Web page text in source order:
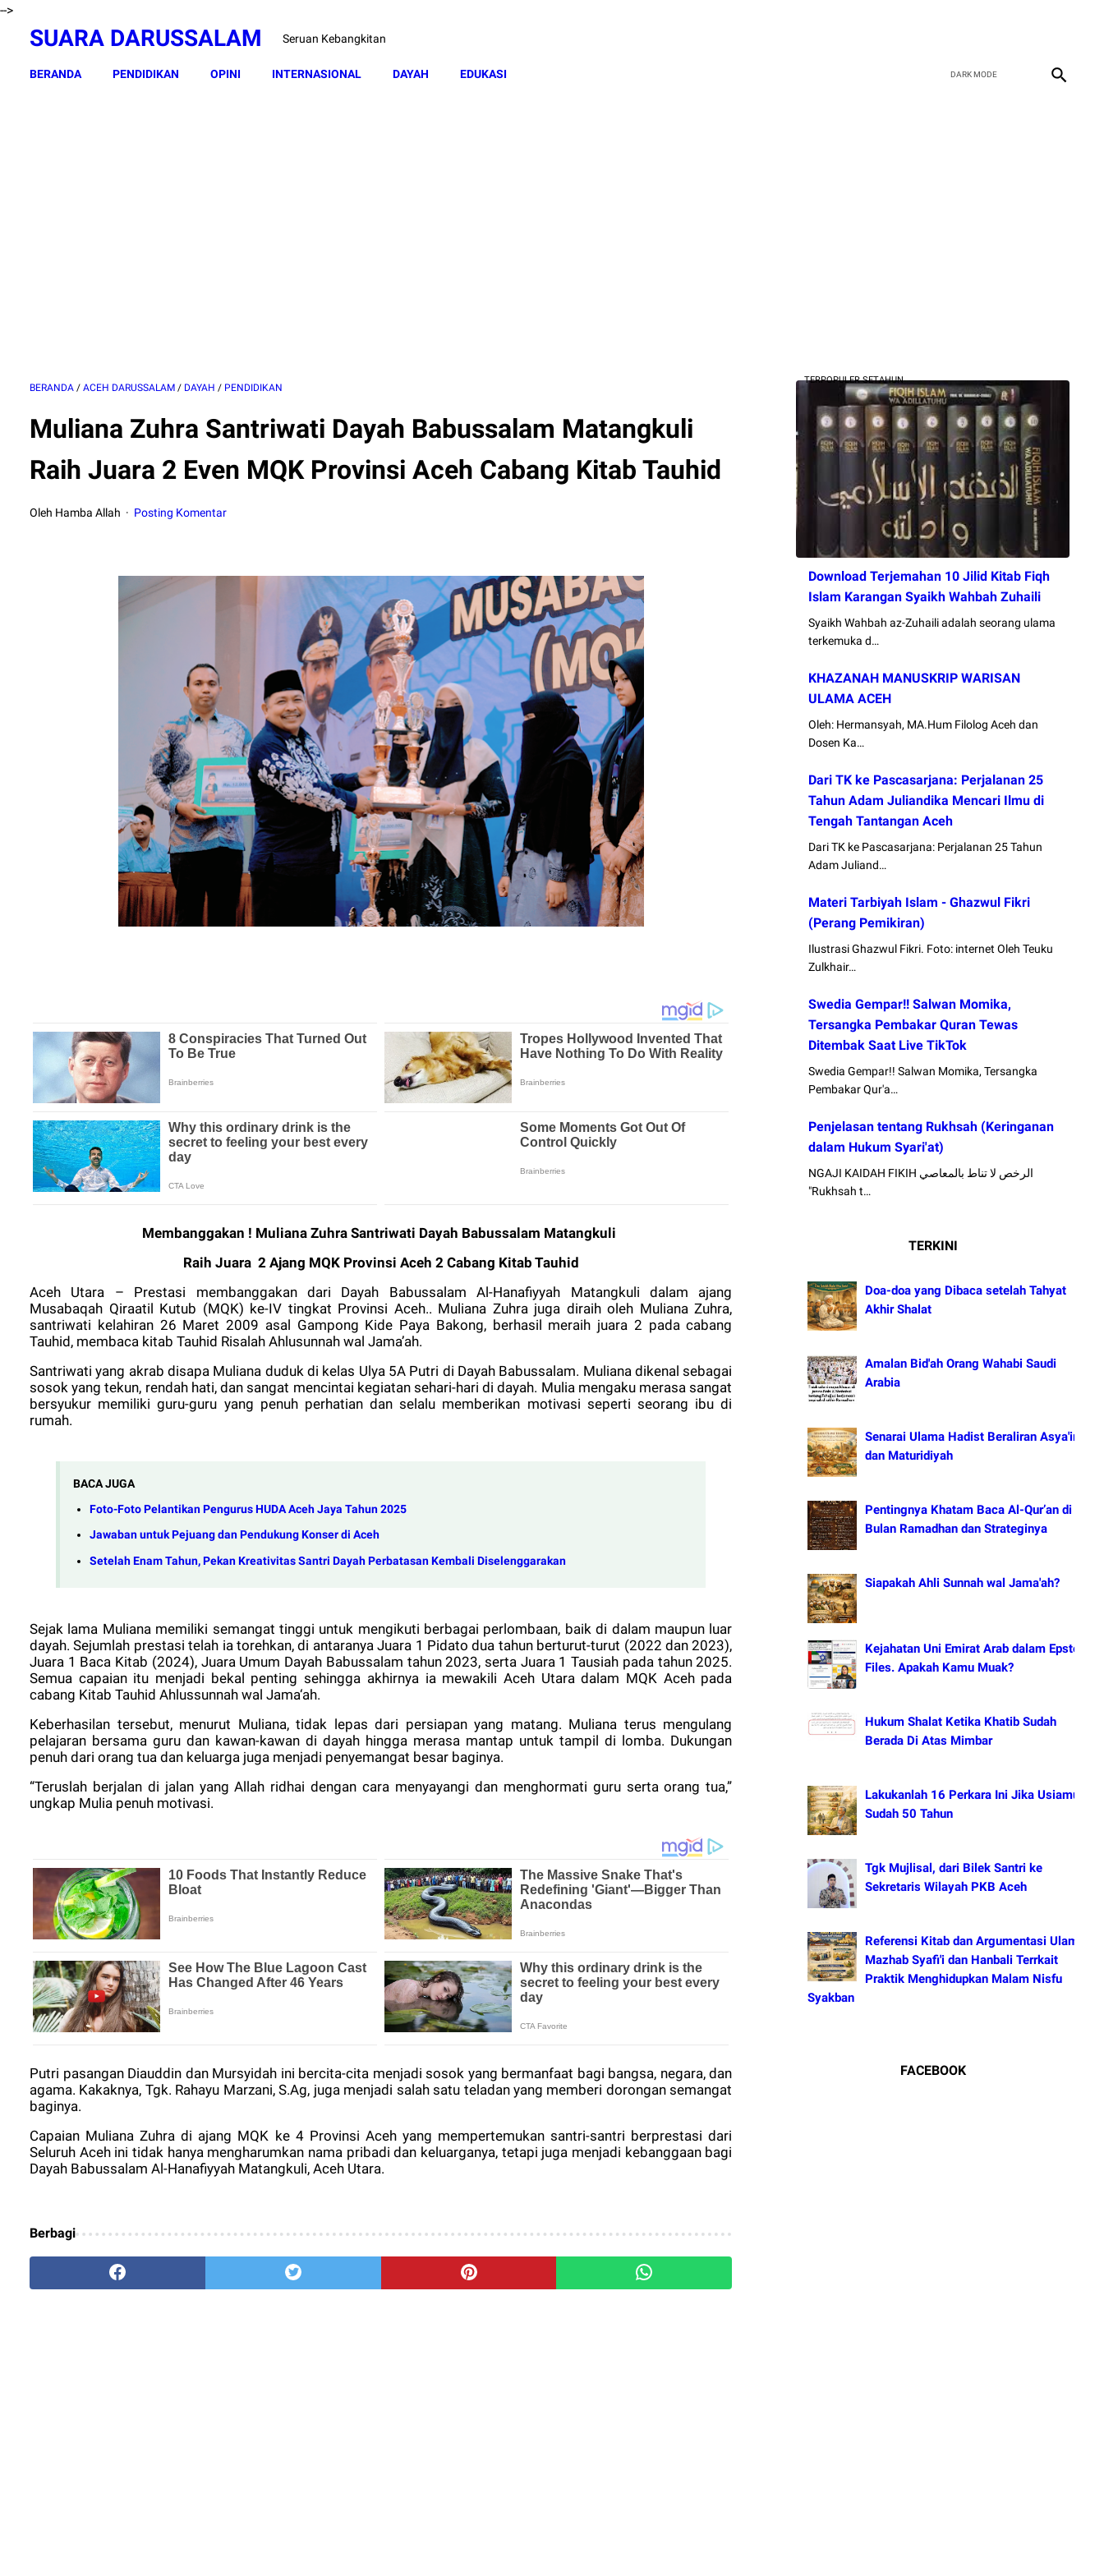
-->
SUARA DARUSSALAM Seruan Kebangkitan
BERANDA PENDIDIKAN OPINI INTERNASIONAL DAYAH EDUKASI
BERANDA / ACEH DARUSSALAM / DAYAH / PENDIDIKAN
Muliana Zuhra Santriwati Dayah Babussalam Matangkuli
Raih Juara 2 Even MQK Provinsi Aceh Cabang Kitab Tauhid
Oleh Hamba Allah Posting Komentar
Membanggakan ! Muliana Zuhra Santriwati Dayah Babussalam Matangkuli
Raih Juara 2 Ajang MQK Provinsi Aceh 2 Cabang Kitab Tauhid
Aceh Utara – Prestasi membanggakan dari Dayah Babussalam Al-Hanafiyyah Matangkuli dalam ajang
Musabaqah Qiraatil Kutub (MQK) ke-IV tingkat Provinsi Aceh.. Muliana Zuhra juga diraih oleh Muliana Zuhra,
santriwati kelahiran 26 Maret 2009 asal Gampong Kide Paya Bakong, berhasil meraih juara 2 pada cabang
Tauhid, membaca kitab Tauhid Risalah Ahlusunnah wal Jama’ah.
Santriwati yang akrab disapa Muliana duduk di kelas Ulya 5A Putri di Dayah Babussalam. Muliana dikenal sebagai
sosok yang tekun, rendah hati, dan sangat mencintai kegiatan sehari-hari di dayah. Mulia mengaku merasa sangat
bersyukur memiliki guru-guru yang penuh perhatian dan selalu memberikan motivasi seperti seorang ibu di
rumah.
BACA JUGA
Foto-Foto Pelantikan Pengurus HUDA Aceh Jaya Tahun 2025
Jawaban untuk Pejuang dan Pendukung Konser di Aceh
Setelah Enam Tahun, Pekan Kreativitas Santri Dayah Perbatasan Kembali Diselenggarakan
Sejak lama Muliana memiliki semangat tinggi untuk mengikuti berbagai perlombaan, baik di dalam maupun luar
dayah. Sejumlah prestasi telah ia torehkan, di antaranya Juara 1 Pidato dua tahun berturut-turut (2022 dan 2023),
Juara 1 Baca Kitab (2024), Juara Umum Dayah Babussalam tahun 2023, serta Juara 1 Tausiah pada tahun 2025.
Semua capaian itu menjadi bekal penting sehingga akhirnya ia mewakili Aceh Utara dalam MQK Aceh pada
cabang Kitab Tauhid Ahlussunnah wal Jama‘ah.
Keberhasilan tersebut, menurut Muliana, tidak lepas dari persiapan yang matang. Muliana terus mengulang
pelajaran bersama guru dan kawan-kawan di dayah hingga merasa mantap untuk tampil di lomba. Dukungan
penuh dari orang tua dan keluarga juga menjadi penyemangat besar baginya.
“Teruslah berjalan di jalan yang Allah ridhai dengan cara menyayangi dan menghormati guru serta orang tua,”
ungkap Mulia penuh motivasi.
Putri pasangan Diauddin dan Mursyidah ini bercita-cita menjadi sosok yang bermanfaat bagi bangsa, negara, dan
agama. Kakaknya, Tgk. Rahayu Marzani, S.Ag, juga menjadi salah satu teladan yang memberi dorongan semangat
baginya.
Capaian Muliana Zuhra di ajang MQK ke 4 Provinsi Aceh yang mempertemukan santri-santri berprestasi dari
Seluruh Aceh ini tidak hanya mengharumkan nama pribadi dan keluarganya, tetapi juga menjadi kebanggaan bagi
Dayah Babussalam Al-Hanafiyyah Matangkuli, Aceh Utara.
Berbagi
TERPOPULER SETAHUN
Download Terjemahan 10 Jilid Kitab Fiqh
Islam Karangan Syaikh Wahbah Zuhaili
Syaikh Wahbah az-Zuhaili adalah seorang ulama
terkemuka d…
KHAZANAH MANUSKRIP WARISAN
ULAMA ACEH
Oleh: Hermansyah, MA.Hum Filolog Aceh dan
Dosen Ka…
Dari TK ke Pascasarjana: Perjalanan 25
Tahun Adam Juliandika Mencari Ilmu di
Tengah Tantangan Aceh
Dari TK ke Pascasarjana: Perjalanan 25 Tahun
Adam Juliand…
Materi Tarbiyah Islam - Ghazwul Fikri
(Perang Pemikiran)
Ilustrasi Ghazwul Fikri. Foto: internet Oleh Teuku
Zulkhair…
Swedia Gempar!! Salwan Momika,
Tersangka Pembakar Quran Tewas
Ditembak Saat Live TikTok
Swedia Gempar!! Salwan Momika, Tersangka
Pembakar Qur'a…
Penjelasan tentang Rukhsah (Keringanan
dalam Hukum Syari'at)
NGAJI KAIDAH FIKIH الرخص لا تناط بالمعاصي
"Rukhsah t…
TERKINI
Doa-doa yang Dibaca setelah Tahyat
Akhir Shalat
Amalan Bid'ah Orang Wahabi Saudi
Arabia
Senarai Ulama Hadist Beraliran Asya'irah
dan Maturidiyah
Pentingnya Khatam Baca Al-Qur’an di
Bulan Ramadhan dan Strateginya
Siapakah Ahli Sunnah wal Jama'ah?
Kejahatan Uni Emirat Arab dalam Epstein
Files. Apakah Kamu Muak?
Hukum Shalat Ketika Khatib Sudah
Berada Di Atas Mimbar
Lakukanlah 16 Perkara Ini Jika Usiamu
Sudah 50 Tahun
Tgk Mujlisal, dari Bilek Santri ke
Sekretaris Wilayah PKB Aceh
Referensi Kitab dan Argumentasi Ulama
Mazhab Syafi'i dan Hanbali Terrkait
Praktik Menghidupkan Malam Nisfu
Syakban
FACEBOOK